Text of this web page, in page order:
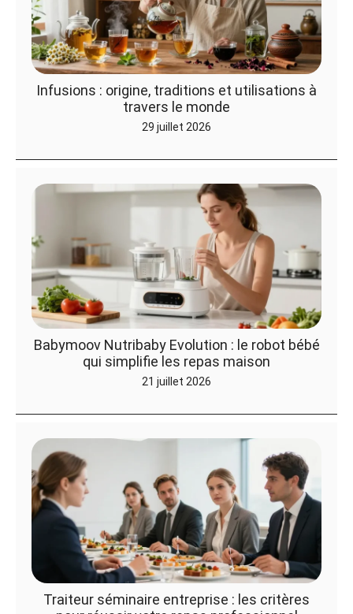
Infusions : origine, traditions et utilisations à
travers le monde
29 juillet 2026
Babymoov Nutribaby Evolution : le robot bébé
qui simplifie les repas maison
21 juillet 2026
Traiteur séminaire entreprise : les critères